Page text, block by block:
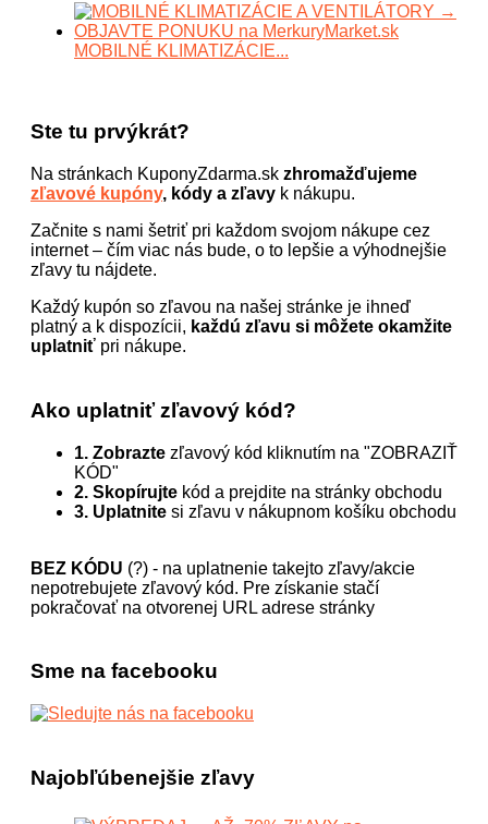
MOBILNÉ KLIMATIZÁCIE...
Ste tu prvýkrát?
Na stránkach KuponyZdarma.sk zhromažďujeme
zľavové kupóny, kódy a zľavy k nákupu.
Začnite s nami šetriť pri každom svojom nákupe cez
internet – čím viac nás bude, o to lepšie a výhodnejšie
zľavy tu nájdete.
Každý kupón so zľavou na našej stránke je ihneď
platný a k dispozícii, každú zľavu si môžete okamžite
uplatniť pri nákupe.
Ako uplatniť zľavový kód?
1. Zobrazte zľavový kód kliknutím na "ZOBRAZIŤ
KÓD"
2. Skopírujte kód a prejdite na stránky obchodu
3. Uplatnite si zľavu v nákupnom košíku obchodu
BEZ KÓDU (?) - na uplatnenie takejto zľavy/akcie
nepotrebujete zľavový kód. Pre získanie stačí
pokračovať na otvorenej URL adrese stránky
Sme na facebooku
Najobľúbenejšie zľavy